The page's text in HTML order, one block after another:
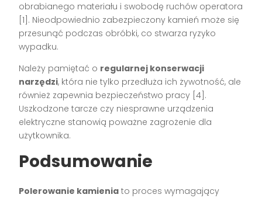
obrabianego materiału i swobodę ruchów operatora
[1]. Nieodpowiednio zabezpieczony kamień może się
przesunąć podczas obróbki, co stwarza ryzyko
wypadku.
Należy pamiętać o regularnej konserwacji
narzędzi, która nie tylko przedłuża ich żywotność, ale
również zapewnia bezpieczeństwo pracy [4].
Uszkodzone tarcze czy niesprawne urządzenia
elektryczne stanowią poważne zagrożenie dla
użytkownika.
Podsumowanie
Polerowanie kamienia to proces wymagający